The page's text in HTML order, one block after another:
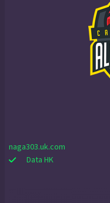
naga303.uk.com
Data HK